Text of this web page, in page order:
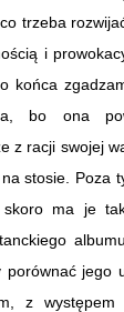
trzeba
i
końca
bo ona
z racji swojej
stosie. Poza
ma je
porównać jego
z